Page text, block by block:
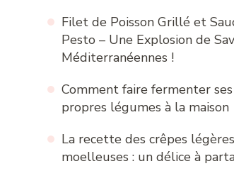
Filet de Poisson Grillé et
Pesto – Une Explosion de
Méditerranéennes !
Comment faire fermenter ses
propres légumes à la maison
La recette des crêpes
moelleuses : un délice à